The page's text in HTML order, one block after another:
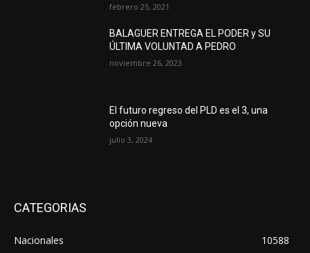
febrero 25, 2021
BALAGUER ENTREGA EL PODER y SU
ÚLTIMA VOLUNTAD A PEDRO
noviembre 26, 2023
El futuro regreso del PLD es el 3, una
opción nueva
julio 3, 2024
CATEGORIAS
Nacionales
10588